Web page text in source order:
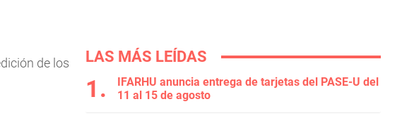
de los
LAS MÁS LEÍDAS
IFARHU anuncia entrega de tarjetas del PASE-U del
11 al 15 de agosto